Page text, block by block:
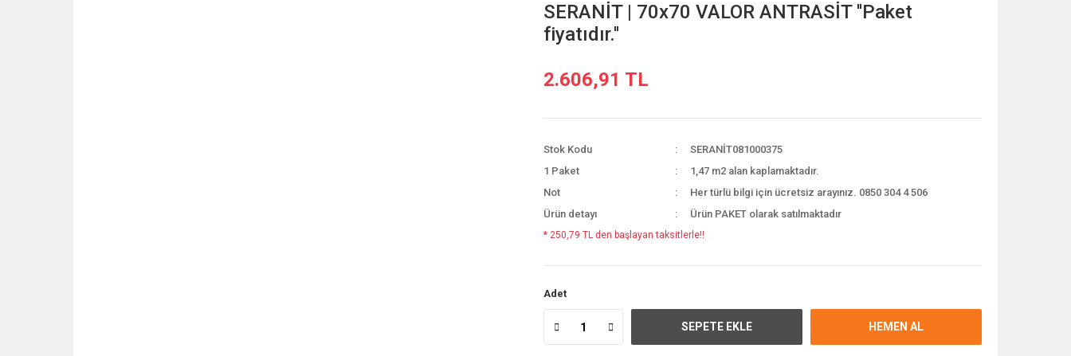
SERANİT | 70x70 VALOR ANTRASİT ''Paket
fiyatıdır.''
2.606,91 TL
Stok Kodu
SERANİT081000375
1 Paket
1,47 m2 alan kaplamaktadır.
Not
Her türlü bilgi için ücretsiz arayınız. 0850 304 4 506
Ürün detayı
Ürün PAKET olarak satılmaktadır
* 250,79 TL den başlayan taksitlerle!!
Adet
SEPETE EKLE HEMEN AL